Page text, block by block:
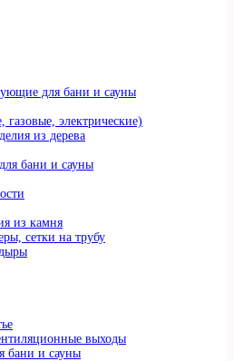
для бани и сауны
электрические)
из дерева
бани и сауны
из камня
сетки на трубу
выходы
бани и сауны